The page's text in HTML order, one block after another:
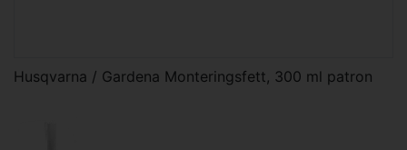
Husqvarna / Gardena Monteringsfett, 300 ml patron